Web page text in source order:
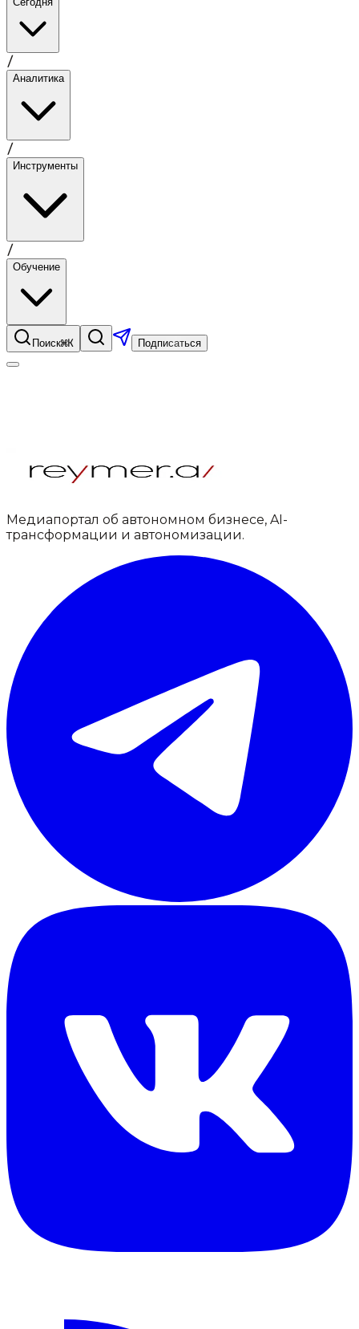
/
Аналитика
/
Инструменты
/
Обучение
Поиск⌘K Подписаться
Медиапортал об автономном бизнесе, AI-
трансформации и автономизации.